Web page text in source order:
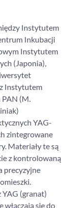
Instytutem
Inkubacji
Instytutem
(Japonia),
Instytutem
(M.
YAG-
zintegrowane
Materiały te są
z kontrolowaną
precyzyjne
(granat)
włączają się do